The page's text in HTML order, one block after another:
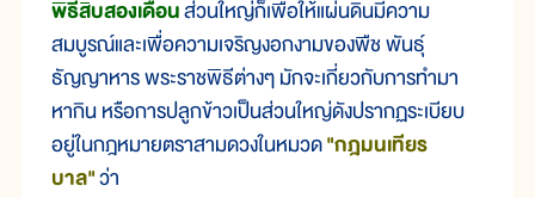
พิธีสิบสองเดือนส่วนใหญ่ก็เพื่อให้แผ่นดินมีความ
สมบูรณ์และเพื่อความเจริญงอกงามของพืช พันธุ์
ธัญญาหาร พระราชพิธีต่างๆ มักจะเกี่ยวกับการทำมา
หากิน หรือการปลูกข้าวเป็นส่วนใหญ่ดังปรากฏระเบียบ
อยู่ในกฎหมายตราสามดวงในหมวด"กฎมนเทียร
บาล"ว่า